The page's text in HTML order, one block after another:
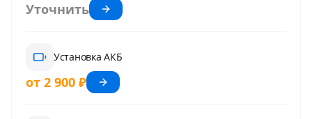
Уточнить
Установка АКБ
от 2 900 ₽